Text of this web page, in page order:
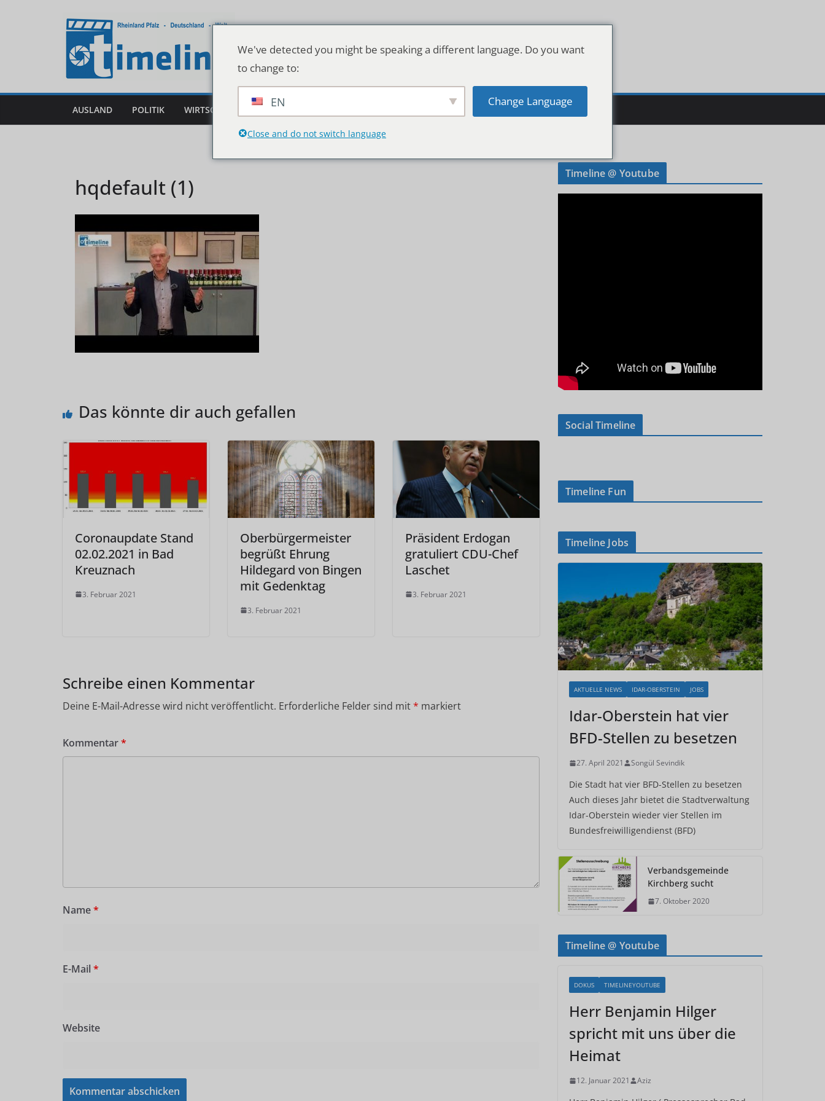
AUSLAND POLITIK WIRTSCHAFT DEUTSCHLAND & WELT
hqdefault (1)
Das könnte dir auch gefallen
Coronaupdate Stand
02.02.2021 in Bad
Kreuznach
3. Februar 2021
Oberbürgermeister
begrüßt Ehrung
Hildegard von Bingen
mit Gedenktag
3. Februar 2021
Präsident Erdogan
gratuliert CDU-Chef
Laschet
3. Februar 2021
Schreibe einen Kommentar
Deine E-Mail-Adresse wird nicht veröffentlicht. Erforderliche Felder sind mit* markiert
Kommentar*
Name*
E-Mail *
Website
Timeline @ Youtube
Social Timeline
Timeline Fun
Timeline Jobs
AKTUELLE NEWS IDAR-OBERSTEIN JOBS
Idar-Oberstein hat vier
BFD-Stellen zu besetzen
27. April 2021 Songül Sevindik
Die Stadt hat vier BFD-Stellen zu besetzen
Auch dieses Jahr bietet die Stadtverwaltung
Idar-Oberstein wieder vier Stellen im
Bundesfreiwilligendienst (BFD)
Verbandsgemeinde
Kirchberg sucht
7. Oktober 2020
Timeline @ Youtube
DOKUS TIMELINEYOUTUBE
Herr Benjamin Hilger
spricht mit uns über die
Heimat
12. Januar 2021 Aziz
We've detected you might be speaking a different language. Do you want
to change to:
EN Change Language
Close and do not switch language